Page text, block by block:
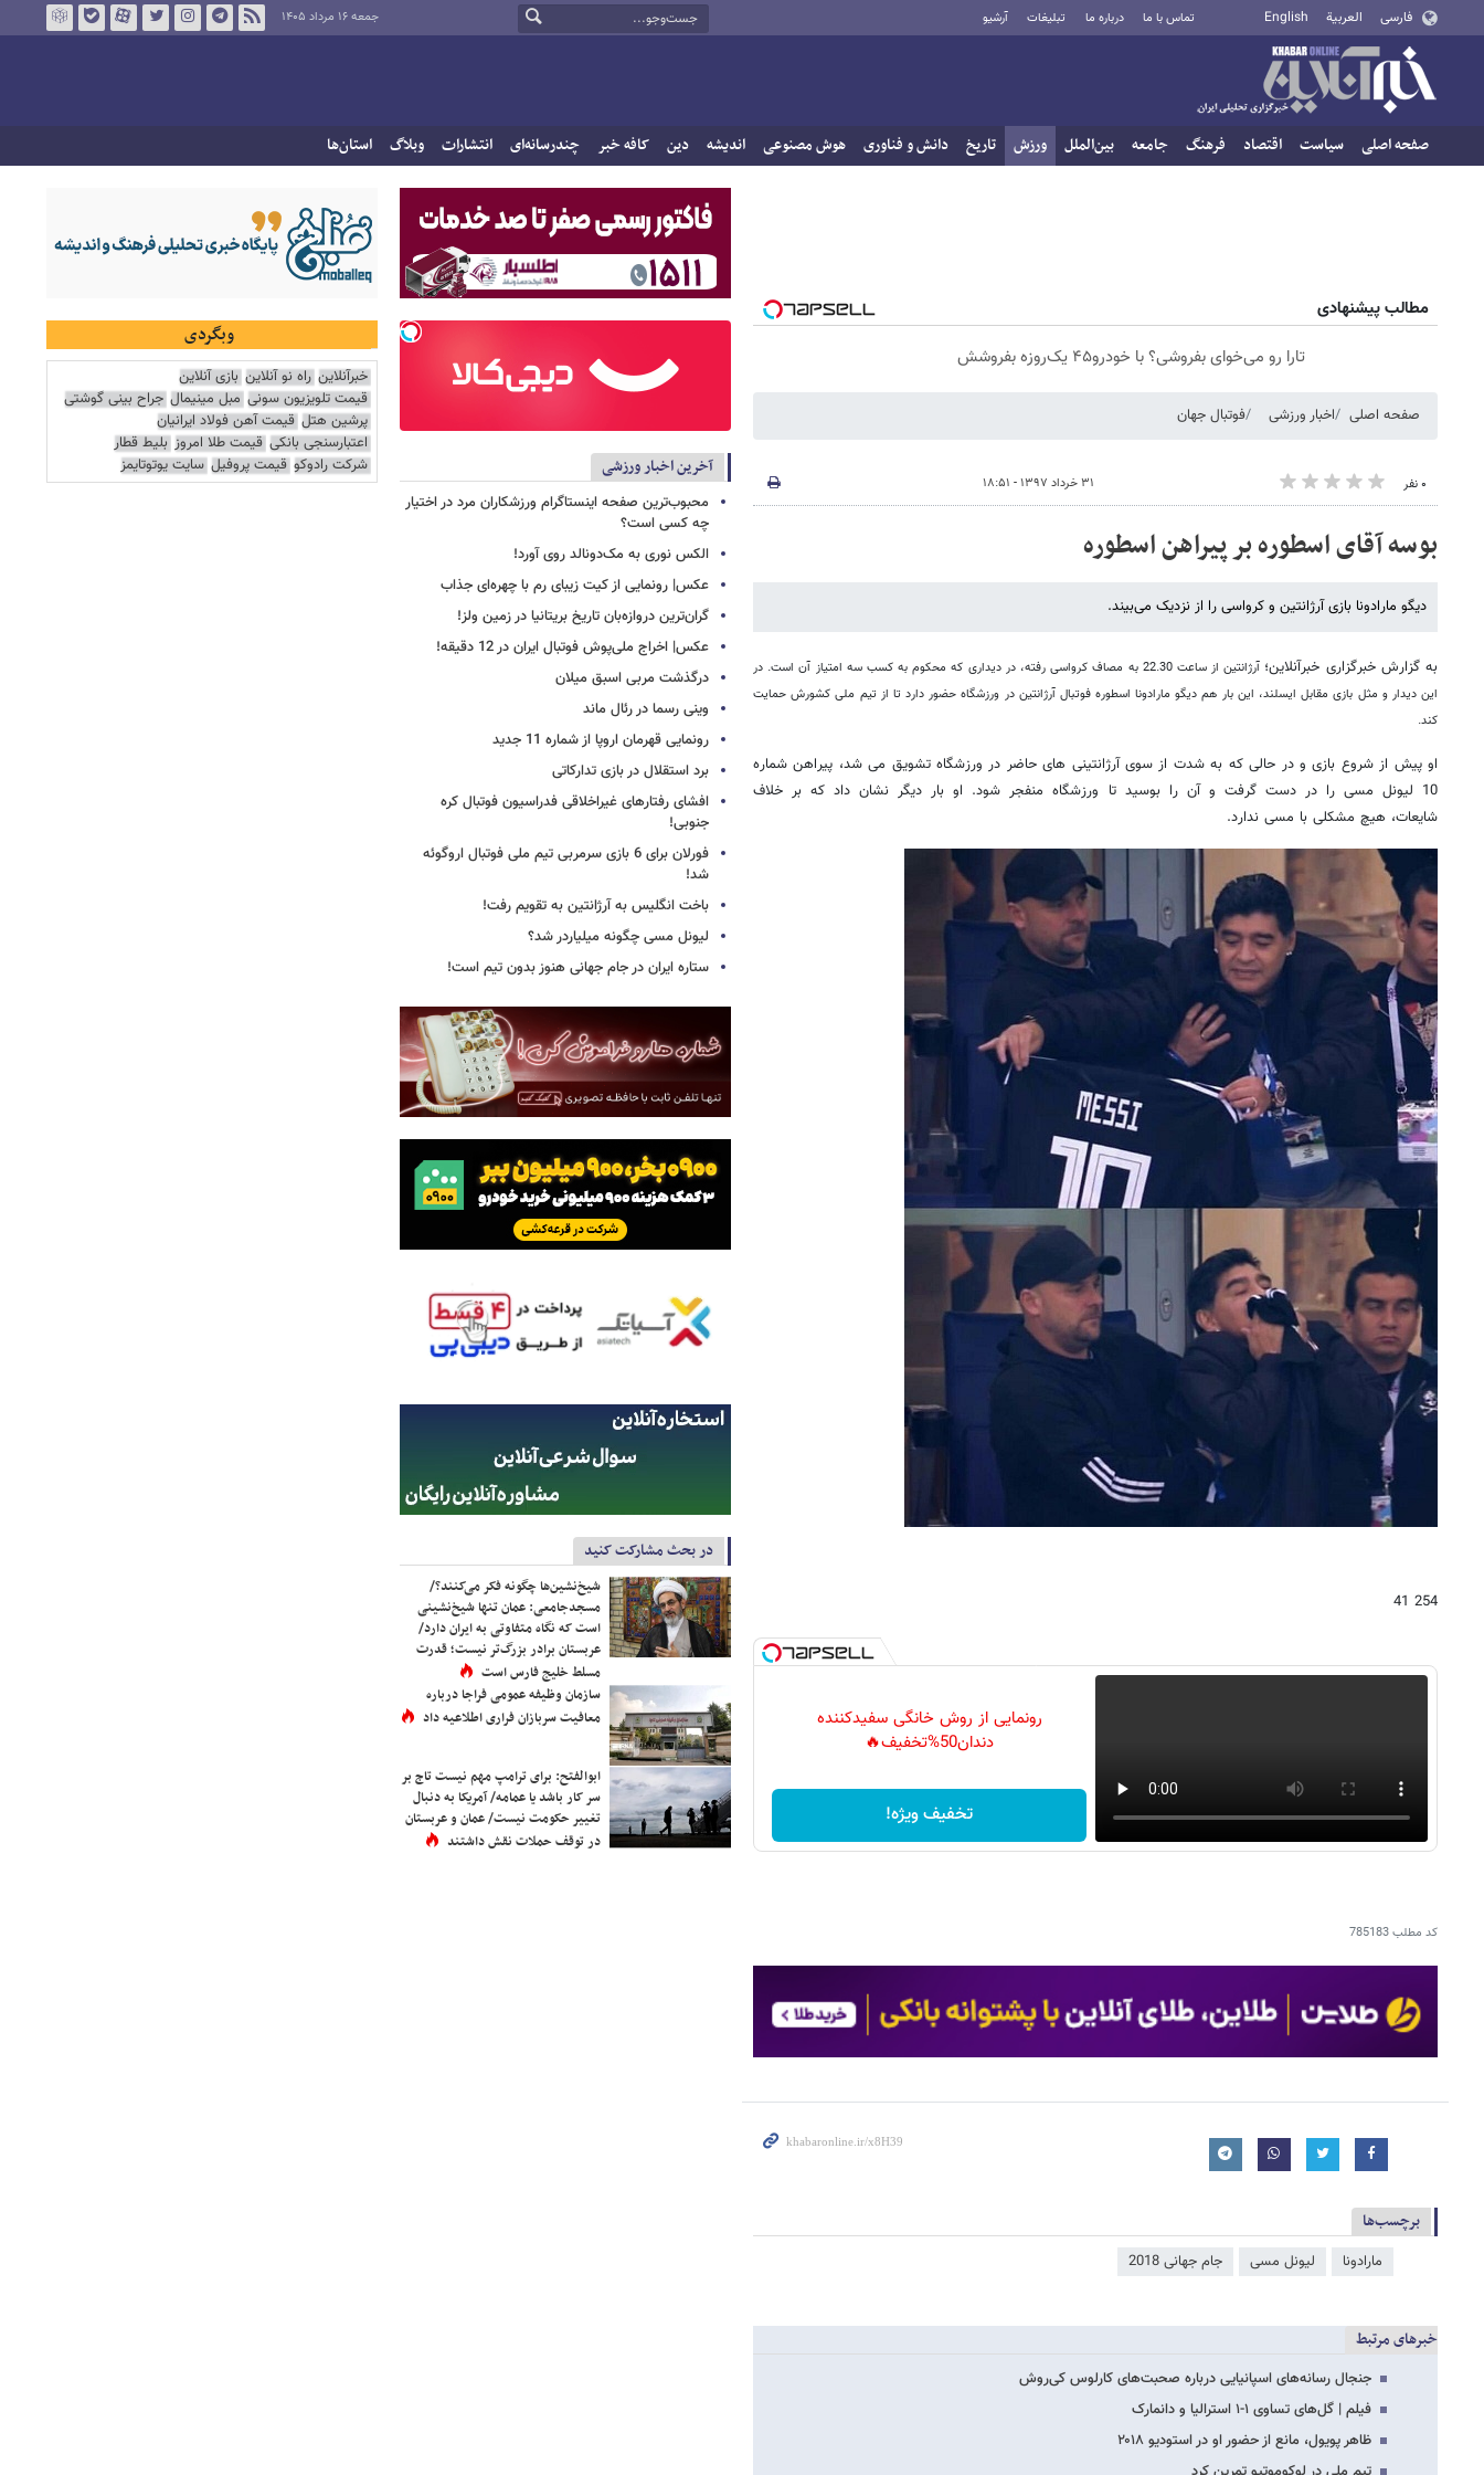
فارسی العربية English تماس با ما درباره ما تبلیغات آرشیو جمعه ۱۶ مرداد ۱۴۰۵
صفحه اصلی سیاست اقتصاد فرهنگ جامعه بین‌الملل ورزش تاریخ دانش و فناوری هوش مصنوعی اندیشه دین کافه خبر چندرسانه‌ای انتشارات وبلاگ استان‌ها
مطالب پیشنهادی
تارا رو می‌خوای بفروشی؟ با خودرو۴۵ یک‌روزه بفروشش
صفحه اصلی اخبار ورزشی فوتبال جهان
۰ نفر ۳۱ خرداد ۱۳۹۷ - ۱۸:۵۱
بوسه آقای اسطوره بر پیراهن اسطوره
دیگو مارادونا بازی آرژانتین و کرواسی را از نزدیک می‌بیند.
به گزارش خبرگزاری خبرآنلاین؛
آرژانتین از ساعت 22.30 به مصاف کرواسی رفته، در دیداری که محکوم به کسب سه امتیاز آن است. در
این دیدار و مثل بازی مقابل ایسلند، این بار هم دیگو مارادونا اسطوره فوتبال آرژانتین در ورزشگاه حضور دارد تا از تیم ملی کشورش حمایت
کند.
او پیش از شروع بازی و در حالی که به شدت از سوی آرژانتینی های حاضر در ورزشگاه تشویق می شد، پیراهن شماره
10 لیونل مسی را در دست گرفت و آن را بوسید تا ورزشگاه منفجر شود. او بار دیگر نشان داد که بر خلاف
شایعات، هیچ مشکلی با مسی ندارد.
254 41
رونمایی از روش خانگی سفیدکننده
دندان50%تخفیف🔥
تخفیف ویژه!
کد مطلب785183
برچسب‌ها
مارادونا لیونل مسی جام جهانی 2018
خبرهای مرتبط
جنجال رسانه‌های اسپانیایی درباره صحبت‌های کارلوس کی‌روش
فیلم | گل‌های تساوی ۱-۱ استرالیا و دانمارک
ظاهر پویول، مانع از حضور او در استودیو ۲۰۱۸
آخرین اخبار ورزشی
محبوب‌ترین صفحه اینستاگرام ورزشکاران مرد در اختیار
چه کسی است؟
الکس نوری به مک‌دونالد روی آورد!
عکس| رونمایی از کیت زیبای رم با چهره‌ای جذاب
گران‌ترین دروازه‌بان تاریخ بریتانیا در زمین ولز!
عکس| اخراج ملی‌پوش فوتبال ایران در 12 دقیقه!
درگذشت مربی اسبق میلان
وینی رسما در رئال ماند
رونمایی قهرمان اروپا از شماره 11 جدید
برد استقلال در بازی تدارکاتی
افشای رفتارهای غیراخلاقی فدراسیون فوتبال کره
جنوبی!
فورلان برای 6 بازی سرمربی تیم ملی فوتبال اروگوئه
شد!
باخت انگلیس به آرژانتین به تقویم رفت!
لیونل مسی چگونه میلیاردر شد؟
ستاره ایران در جام جهانی هنوز بدون تیم است!
در بحث مشارکت کنید
شیخ‌نشین‌ها چگونه فکر می‌کنند؟/
مسجدجامعی: عمان تنها شیخ‌نشینی
است که نگاه متفاوتی به ایران دارد/
عربستان برادر بزرگ‌تر نیست؛ قدرت
مسلط خلیج فارس است
سازمان وظیفه عمومی فراجا درباره
معافیت سربازان فراری اطلاعیه داد
ابوالفتح: برای ترامپ مهم نیست تاج بر
سر کار باشد یا عمامه/ آمریکا به دنبال
تغییر حکومت نیست/ عمان و عربستان
در توقف حملات نقش داشتند
وبگردی
خبرآنلاین راه نو آنلاین بازی آنلاین
قیمت تلویزیون سونی مبل مینیمال جراح بینی گوشتی
پرشین هتل قیمت آهن فولاد ایرانیان
اعتبارسنجی بانکی قیمت طلا امروز بلیط قطار
شرکت رادوکو قیمت پروفیل سایت یوتوتایمز